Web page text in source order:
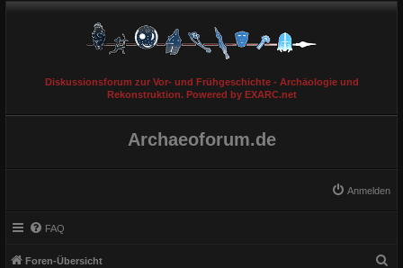
Diskussionsforum zur Vor- und Frühgeschichte - Archäologie und
Rekonstruktion. Powered by EXARC.net
Archaeoforum.de
Anmelden
FAQ
Foren-Übersicht